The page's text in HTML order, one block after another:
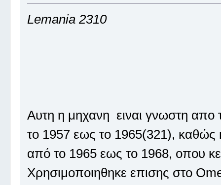
Lemania 2310
Αυτη η μηχανη ειναι γνωστη
το 1957 εως το 1965(321), καθώς
από το 1965 εως το 1968, οπου
Χρησιμοποιηθηκε επισης στο